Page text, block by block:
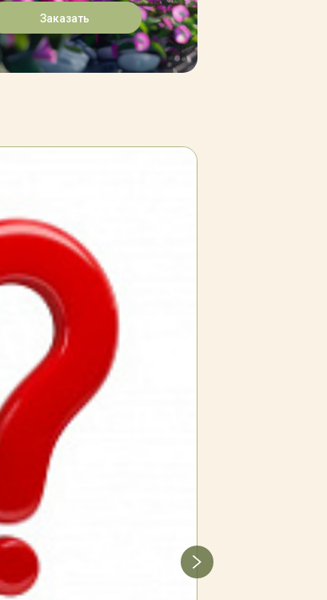
Заказать